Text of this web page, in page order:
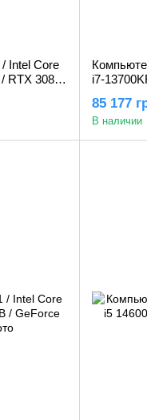
Intel Core
RTX 3080
i7-
85 177
В наличии